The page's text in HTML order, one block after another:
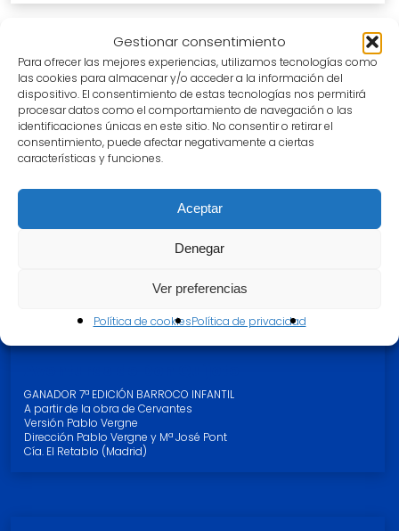
Gestionar consentimiento
Para ofrecer las mejores experiencias, utilizamos tecnologías como
las cookies para almacenar y/o acceder a la información del
dispositivo. El consentimiento de estas tecnologías nos permitirá
procesar datos como el comportamiento de navegación o las
identificaciones únicas en este sitio. No consentir o retirar el
consentimiento, puede afectar negativamente a ciertas
características y funciones.
Aceptar
Denegar
Ver preferencias
Política de cookiesPolítica de privacidad
Ganadoresdeotras ediciones
La Fórmula Shakespeare, un método
poco científico
GANADOR 8ª EDICIÓN BARROCO INFANTIL
GANADOR 7ª EDICIÓN BARROCO INFANTIL
A partir de la obra de Cervantes
Versión Pablo Vergne
Dirección Pablo Vergne y Mª José Pont
Cía. El Retablo (Madrid)